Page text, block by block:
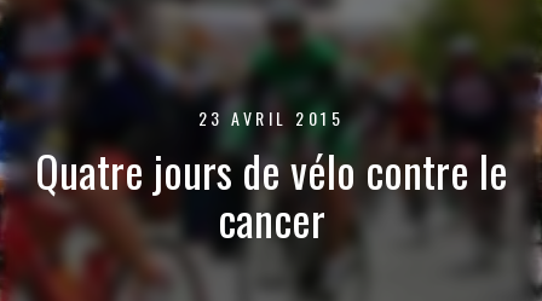
23 AVRIL 2015
Quatre jours de vélo contre le
cancer